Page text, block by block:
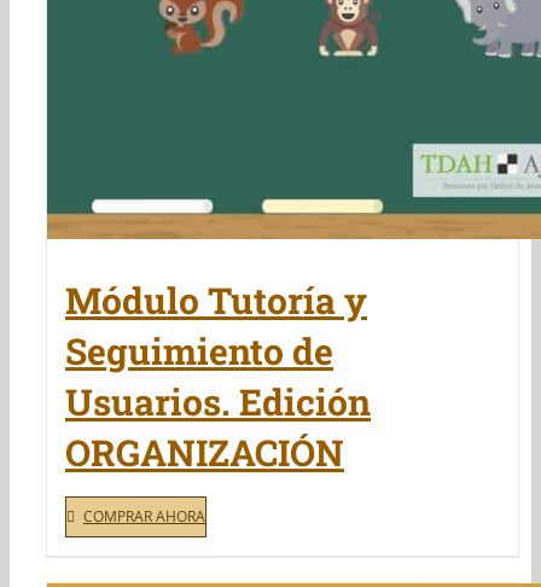
Módulo Tutoría y
Seguimiento de
Usuarios. Edición
ORGANIZACIÓN
COMPRAR AHORA